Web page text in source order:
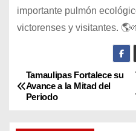
importante pulmón
victorenses y visitantes.
N
a
Tamaulipas Fortalece su
Avance a la Mitad del
Periodo